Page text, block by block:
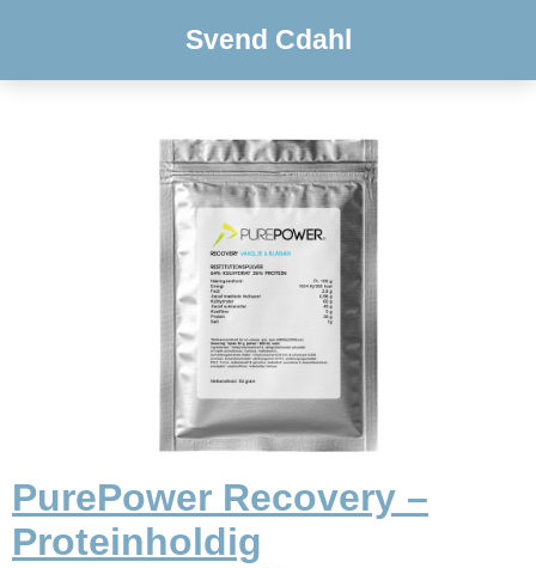
Svend Cdahl
PurePower Recovery –
Proteinholdig